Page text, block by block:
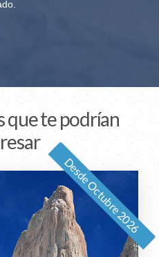
te podrían
Desde Octubre 2026